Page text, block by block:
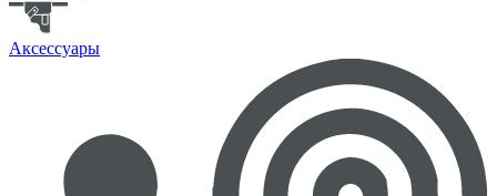
Аксессуары